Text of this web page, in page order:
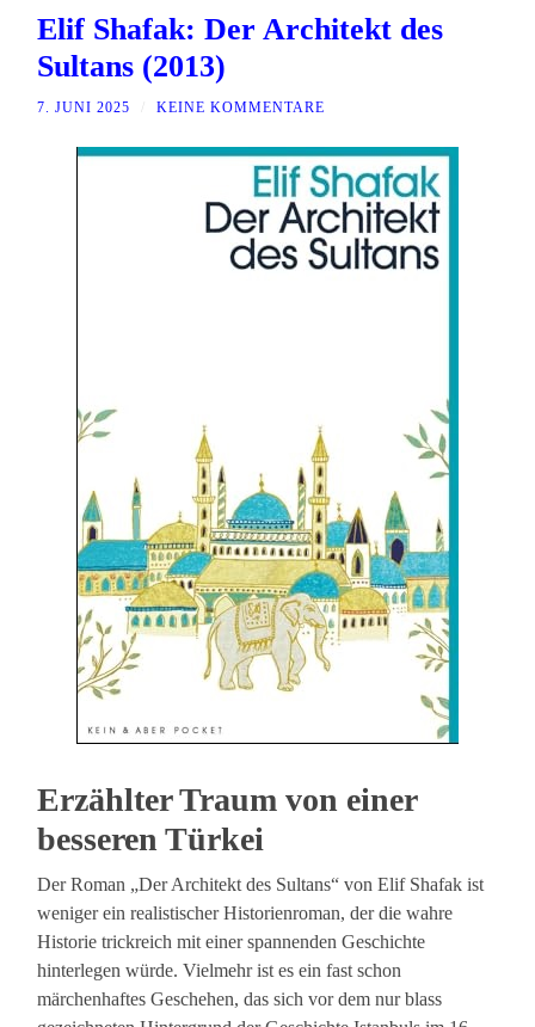
Elif Shafak: Der Architekt des
Sultans (2013)
7. JUNI 2025 KEINE KOMMENTARE
Erzählter Traum von einer
besseren Türkei
Der Roman „Der Architekt des Sultans“ von Elif Shafak ist
weniger ein realistischer Historienroman, der die wahre
Historie trickreich mit einer spannenden Geschichte
hinterlegen würde. Vielmehr ist es ein fast schon
märchenhaftes Geschehen, das sich vor dem nur blass